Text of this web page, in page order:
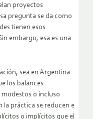
proyectos
pregunta se da como
tienen esos
embargo, esa es una
sea en Argentina
los balances
o incluso
la práctica se reducen e
o implícitos que el